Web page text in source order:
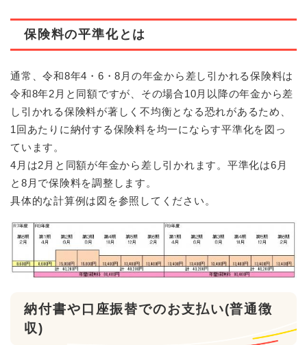
保険料の平準化とは
通常、令和8年4・6・8月の年金から差し引かれる保険料は
令和8年2月と同額ですが、その場合10月以降の年金から差
し引かれる保険料が著しく不均衡となる恐れがあるため、
1回あたりに納付する保険料を均一にならす平準化を図っ
ています。
4月は2月と同額が年金から差し引かれます。平準化は6月
と8月で保険料を調整します。
具体的な計算例は図を参照してください。
納付書や口座振替でのお支払い(普通徴
収)